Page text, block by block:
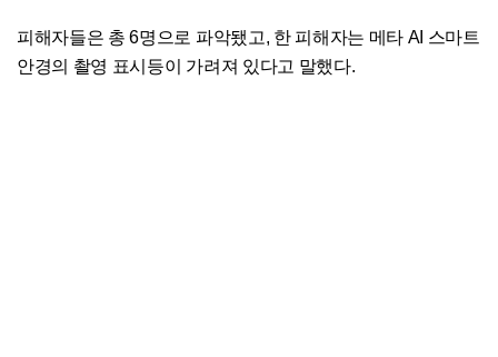
피해자들은 총 6명으로 파악됐고, 한 피해자는 메타 AI 스마트
안경의 촬영 표시등이 가려져 있다고 말했다.